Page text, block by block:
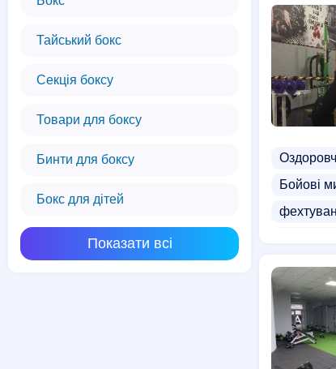
Тайський бокс
Секція боксу
Товари для боксу
Бинти для боксу
Бокс для дітей
Показати всі
Бойові